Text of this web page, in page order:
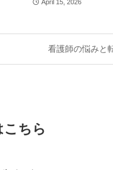
April 15, 2026
看護師の悩みと
こちら